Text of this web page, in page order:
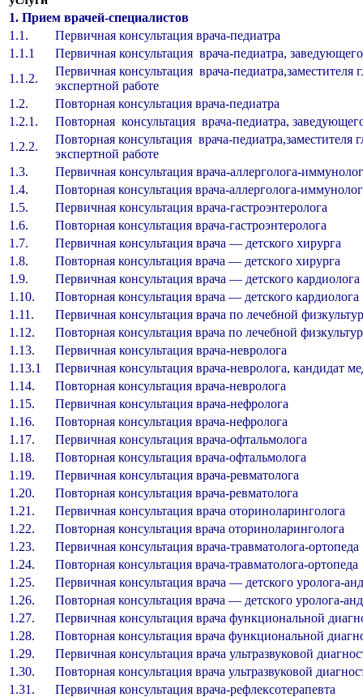
1. Прием врачей-специалистов
1.1.
Первичная консультация врача-педиатра
1.1.1
Первичная консультация врача-педиатра,
1.1.2.
Первичная консультация врача-педиатра,заместителя
экспертной работе
1.2.
Повторная консультация врача-педиатра
1.2.1.
Повторная консультация врача-педиатра,
1.2.2.
Повторная консультация врача-педиатра,заместителя
экспертной работе
1.3.
Первичная консультация врача-аллерголога-
1.4.
Повторная консультация врача-аллерголога-
1.5.
Первичная консультация врача-гастроэнтеролога
1.6.
Повторная консультация врача-гастроэнтеролога
1.7.
Первичная консультация врача — детского хирурга
1.8.
Повторная консультация врача — детского хирурга
1.9.
Первичная консультация врача — детского кардиолога
1.10.
Повторная консультация врача — детского кардиолога
1.11.
Первичная консультация врача по лечебной
1.12.
Повторная консультация врача по лечебной
1.13.
Первичная консультация врача-невролога
1.13.1
Первичная консультация врача-невролога, кандидат
1.14.
Повторная консультация врача-невролога
1.15.
Первичная консультация врача-нефролога
1.16.
Повторная консультация врача-нефролога
1.17.
Первичная консультация врача-офтальмолога
1.18.
Повторная консультация врача-офтальмолога
1.19.
Первичная консультация врача-ревматолога
1.20.
Повторная консультация врача-ревматолога
1.21.
Первичная консультация врача оториноларинголога
1.22.
Повторная консультация врача оториноларинголога
1.23.
Первичная консультация врача-травматолога-ортопеда
1.24.
Повторная консультация врача-травматолога-ортопеда
1.25.
Первичная консультация врача — детского уролога-
1.26.
Повторная консультация врача — детского уролога-
1.27.
Первичная консультация врача функциональной
1.28.
Повторная консультация врача функциональной
1.29.
Первичная консультация врача ультразвуковой
1.30.
Повторная консультация врача ультразвуковой
1.31.
Первичная консультация врача-рефлексотерапевта